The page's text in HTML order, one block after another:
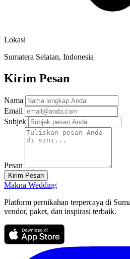
Lokasi
Sumatera Selatan, Indonesia
Kirim Pesan
Nama
Email
Subjek
Pesan
Kirim Pesan
Makna Wedding
Platform pernikahan terpercaya di
vendor, paket, dan inspirasi terbaik.